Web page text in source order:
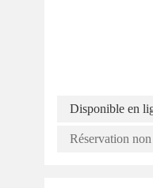
Disponible en
Réservation